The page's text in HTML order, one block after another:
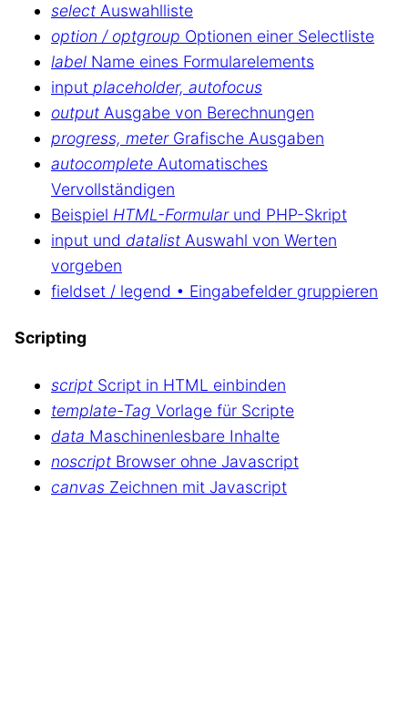
select Auswahlliste
option / optgroup Optionen einer Selectliste
label Name eines Formularelements
input placeholder, autofocus
output Ausgabe von Berechnungen
progress, meterGrafische Ausgaben
autocomplete Automatisches
Vervollständigen
Beispiel HTML-Formularund PHP-Skript
input und datalist Auswahl von Werten
vorgeben
fieldset / legend • Eingabefelder gruppieren
Scripting
script Script in HTML einbinden
template-Tag Vorlage für Scripte
data Maschinenlesbare Inhalte
noscript Browser ohne Javascript
canvas Zeichnen mit Javascript